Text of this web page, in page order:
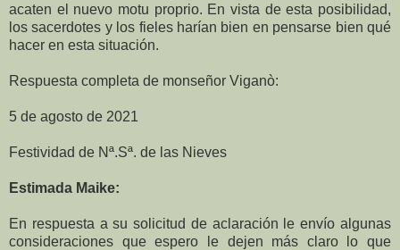
acaten el nuevo motu proprio. En vista de esta posibilidad,
los sacerdotes y los fieles harían bien en pensarse bien qué
hacer en esta situación.
Respuesta completa de monseñor Viganò:
5 de agosto de 2021
Festividad de Nª.Sª. de las Nieves
Estimada Maike:
En respuesta a su solicitud de aclaración le envío algunas
consideraciones que espero le dejen más claro lo que